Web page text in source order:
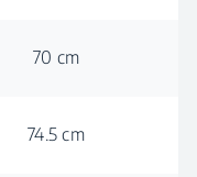
70 cm
74.5 cm